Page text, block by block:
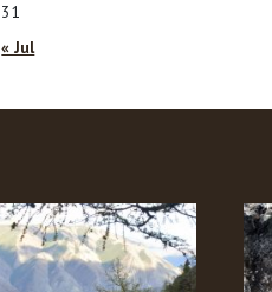
« Jul
31